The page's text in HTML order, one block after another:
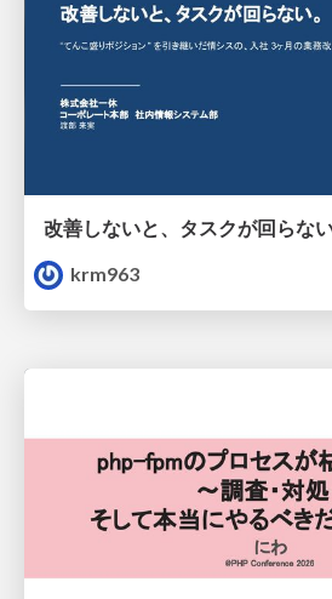
krm963